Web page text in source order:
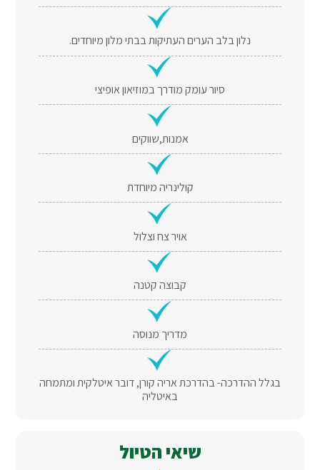
נלון בלב הערים העתיקות בבתי מלון מיוחדים.
סיור עומק מודרך במוזיאון אופיצי
אמנות,שווקים
קולינריה מיוחדת
אויר צח וצלול
קבוצה קטנה
מדריך מנוסה
בגלל ההדרכה- בהדרכת אריה קורן, דובר איטלקית ומתמחה
באיטליה
שיאי הטיול